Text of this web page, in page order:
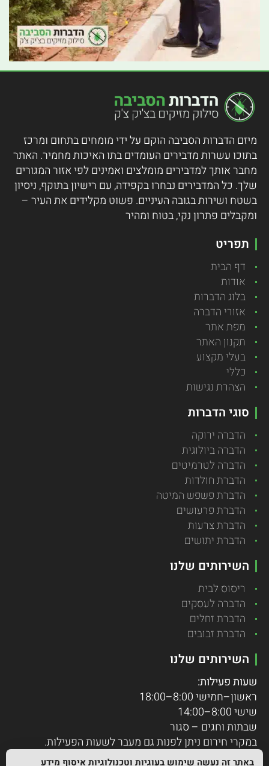
מיזם הדברות הסביבה הוקם על ידי מומחים בתחום ומרכז
בתוכו עשרות מדבירים העומדים בתו האיכות מחמיר. האתר
מחבר אותך למדבירים מומלצים ואמינים לפי אזור המגורים
שלך. כל המדבירים נבחרו בקפידה, עם רישיון בתוקף, ניסיון
בשטח ושירות בגובה העיניים. פשוט מקלידים את העיר –
ומקבלים פתרון נקי, בטוח ומהיר
תפריט
דף הבית
אודות
בלוג הדברות
אזורי הדברה
מפת אתר
תקנון האתר
בעלי מקצוע
כללי
הצהרת נגישות
סוגי הדברות
הדברה ירוקה
הדברה ביולוגית
הדברה לטרמיטים
הדברת חולדות
הדברת פשפש המיטה
הדברת פרעושים
הדברת צרעות
הדברת יתושים
השירותים שלנו
ריסוס לבית
הדברה לעסקים
הדברת זחלים
הדברת זבובים
השירותים שלנו
שעות פעילות:
ראשון–חמישי 8:00–18:00
שישי 8:00–14:00
שבתות וחגים – סגור
במקרי חירום ניתן לפנות גם מעבר לשעות הפעילות.
באתר זה נעשה שימוש בעוגיות וטכנולוגיות איסוף מידע